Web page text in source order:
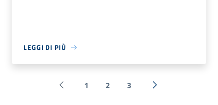
LEGGI DI PIÙ
Pagina precedente
1 2 3 Successiva »